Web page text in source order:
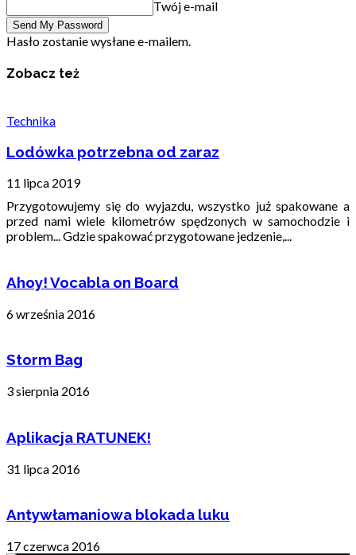
Twój e-mail
Hasło zostanie wysłane e-mailem.
Zobacz też
Technika
Lodówka potrzebna od zaraz
11 lipca 2019
Przygotowujemy się do wyjazdu, wszystko już spakowane a
przed nami wiele kilometrów spędzonych w samochodzie i
problem... Gdzie spakować przygotowane jedzenie,...
Ahoy! Vocabla on Board
6 września 2016
Storm Bag
3 sierpnia 2016
Aplikacja RATUNEK!
31 lipca 2016
Antywłamaniowa blokada luku
17 czerwca 2016